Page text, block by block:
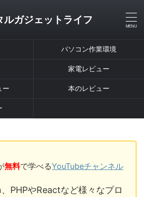
ルガジェットライフ
パソコン作業環境
家電レビュー
ー 本のレビュー
無料で学べるYouTubeチャンネル
PHPやReactなど様々なプロ